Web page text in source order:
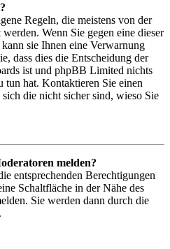
Regeln, die meistens von der
Wenn Sie gegen eine dieser
sie Ihnen eine Verwarnung
dass dies die Entscheidung der
ist und phpBB Limited nichts
tun hat. Kontaktieren Sie einen
die nicht sicher sind, wieso Sie
melden?
entsprechenden Berechtigungen
Schaltfläche in der Nähe des
Sie werden dann durch die